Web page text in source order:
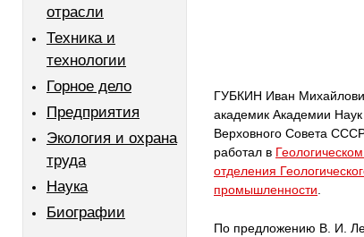
отрасли
Техника и
технологии
Горное дело
Предприятия
Экология и охрана
труда
Наука
Биографии
ГУБКИН Иван
академик Академии Наук
Верховного Совета
работал в
отделения
промышленности
По предложению В. И.